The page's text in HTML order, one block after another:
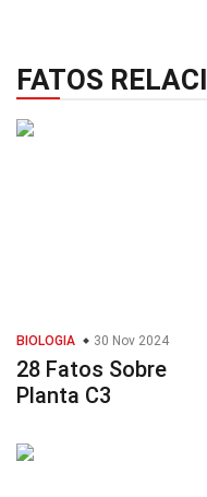
FATOS
BIOLOGIA 30 Nov 2024
28 Fatos Sobre
Planta C3